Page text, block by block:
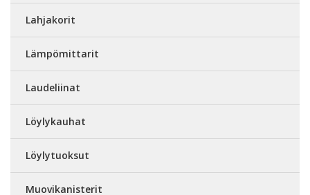
Lahjakorit
Lämpömittarit
Laudeliinat
Löylykauhat
Löylytuoksut
Muovikanisterit